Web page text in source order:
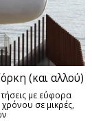
(και αλλού)
με εύφορα
σε μικρές,